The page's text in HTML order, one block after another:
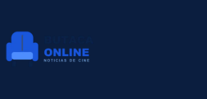
tu WhatsApp